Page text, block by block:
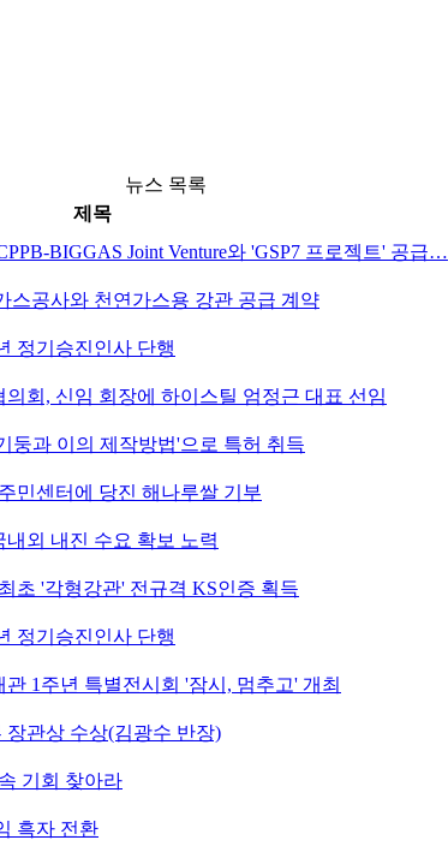
뉴스 목록
제목
BIGGAS Joint Venture와 'GSP7 프로젝트' 공급…
스공사와 천연가스용 강관 공급 계약
정기승진인사 단행
회, 신임 회장에 하이스틸 엄정근 대표 선임
둥과 이의 제작방법'으로 특허 취득
민센터에 당진 해나루쌀 기부
외 내진 수요 확보 노력
초 '각형강관' 전규격 KS인증 획득
정기승진인사 단행
1주년 특별전시회 '잠시, 멈추고' 개최
관상 수상(김광수 반장)
기회 찾아라
흑자 전환